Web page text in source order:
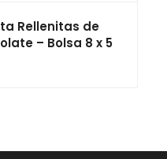
Rellenitas de
– Bolsa 8 x 5